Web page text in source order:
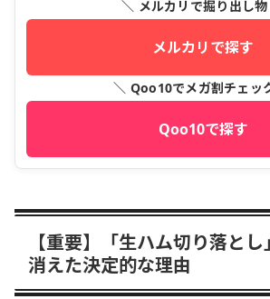
＼ メルカリで掘り出し
メルカリで探す
＼ Qoo10でメガ割チェッ
Qoo10で探す
【重要】「生ハム切り落と
消えた決定的な理由